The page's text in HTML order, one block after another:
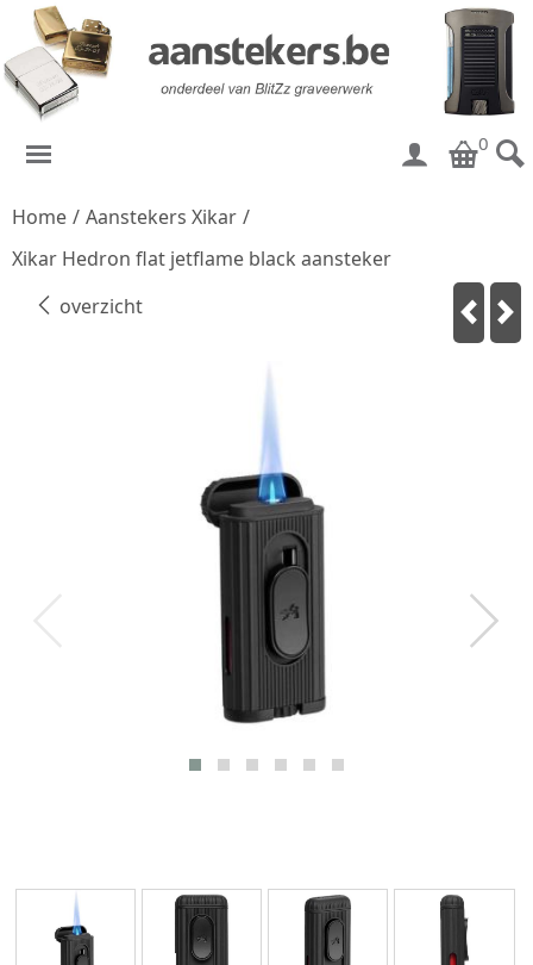
0
Home / Aanstekers Xikar /
Xikar Hedron flat jetflame black aansteker
overzicht